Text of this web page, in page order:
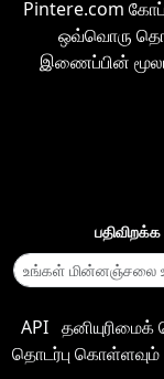
Pintere.com
ஒவ்வொரு
இணைப்பின் மூலம்
பதிவிறக்க
API
தொடர்பு கொள்ளவும்